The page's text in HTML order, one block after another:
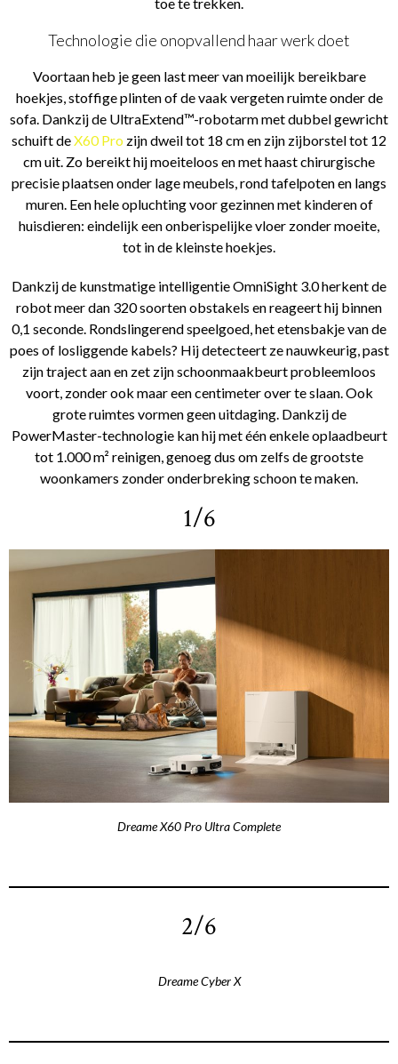
Technologie die onopvallend haar werk doet
Voortaan heb je geen last meer van moeilijk bereikbare
hoekjes, stoffige plinten of de vaak vergeten ruimte onder de
sofa. Dankzij de UltraExtend™-robotarm met dubbel gewricht
schuift deX60 Pro zijn dweil tot 18 cm en zijn zijborstel tot 12
cm uit. Zo bereikt hij moeiteloos en met haast chirurgische
precisie plaatsen onder lage meubels, rond tafelpoten en langs
muren. Een hele opluchting voor gezinnen met kinderen of
huisdieren: eindelijk een onberispelijke vloer zonder moeite,
tot in de kleinste hoekjes.
Dankzij de kunstmatige intelligentie OmniSight 3.0 herkent de
robot meer dan 320 soorten obstakels en reageert hij binnen
0,1 seconde. Rondslingerend speelgoed, het etensbakje van de
poes of losliggende kabels? Hij detecteert ze nauwkeurig, past
zijn traject aan en zet zijn schoonmaakbeurt probleemloos
voort, zonder ook maar een centimeter over te slaan. Ook
grote ruimtes vormen geen uitdaging. Dankzij de
PowerMaster-technologie kan hij met één enkele oplaadbeurt
tot 1.000 m² reinigen, genoeg dus om zelfs de grootste
woonkamers zonder onderbreking schoon te maken.
1/6
Dreame X60 Pro Ultra Complete
2/6
Dreame Cyber X